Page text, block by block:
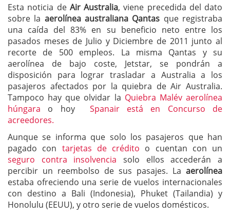
Esta noticia de Air Australia, viene precedida del dato
sobre la aerolínea australiana Qantas que registraba
una caída del 83% en su beneficio neto entre los
pasados meses de Julio y Diciembre de 2011 junto al
recorte de 500 empleos. La misma Qantas y su
aerolínea de bajo coste, Jetstar, se pondrán a
disposición para lograr trasladar a Australia a los
pasajeros afectados por la quiebra de Air Australia.
Tampoco hay que olvidar la Quiebra Malév aerolínea
húngara o hoy
Spanair está en Concurso de
acreedores.
Aunque se informa que solo los pasajeros que han
pagado con tarjetas de crédito o cuentan con un
seguro contra insolvencia solo ellos accederán a
percibir un reembolso de sus pasajes. La aerolínea
estaba ofreciendo una serie de vuelos internacionales
con destino a Bali (Indonesia), Phuket (Tailandia) y
Honolulu (EEUU), y otro serie de vuelos domésticos.